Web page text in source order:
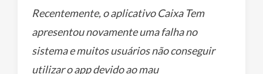
Recentemente, o aplicativo Caixa Tem
apresentou novamente uma falha no
sistema e muitos usuários não conseguir
utilizar o app devido ao mau